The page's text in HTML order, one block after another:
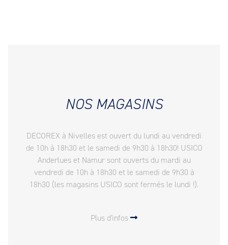
NOS MAGASINS
DECOREX à Nivelles est ouvert du lundi au vendredi
de 10h à 18h30 et le samedi de 9h30 à 18h30! USICO
Anderlues et Namur sont ouverts du mardi au
vendredi de 10h à 18h30 et le samedi de 9h30 à
18h30 (les magasins USICO sont fermés le lundi !).
Plus d'infos